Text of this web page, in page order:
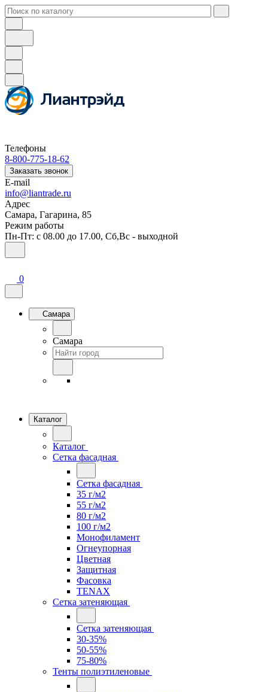
Телефоны
8-800-775-18-62
Заказать звонок
E-mail
info@liantrade.ru
Адрес
Самара, Гагарина, 85
Режим работы
Пн-Пт: c 08.00 до 17.00, Cб,Вс - выходной
0
Самара
Самара
Каталог
Каталог
Сетка фасадная
Сетка фасадная
35 г/м2
55 г/м2
80 г/м2
100 г/м2
Монофиламент
Огнеупорная
Цветная
Защитная
Фасовка
TENAX
Сетка затеняющая
Сетка затеняющая
30-35%
50-55%
75-80%
Тенты полиэтиленовые